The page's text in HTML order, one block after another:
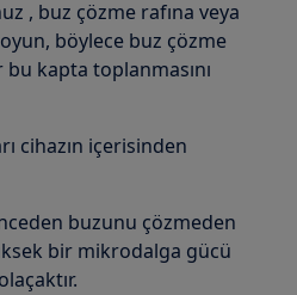
, buz çözme rafına veya
böylece buz çözme
bu kapta toplanmasını
cihazın içerisinden
buzunu çözmeden
bir mikrodalga gücü